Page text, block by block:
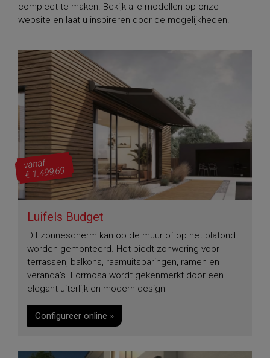
compleet te maken. Bekijk alle modellen op onze
website en laat u inspireren door de mogelijkheden!
vanaf
€ 1.499,69
Luifels Budget
Dit zonnescherm kan op de muur of op het plafond
worden gemonteerd. Het biedt zonwering voor
terrassen, balkons, raamuitsparingen, ramen en
veranda's. Formosa wordt gekenmerkt door een
elegant uiterlijk en modern design
Configureer online »